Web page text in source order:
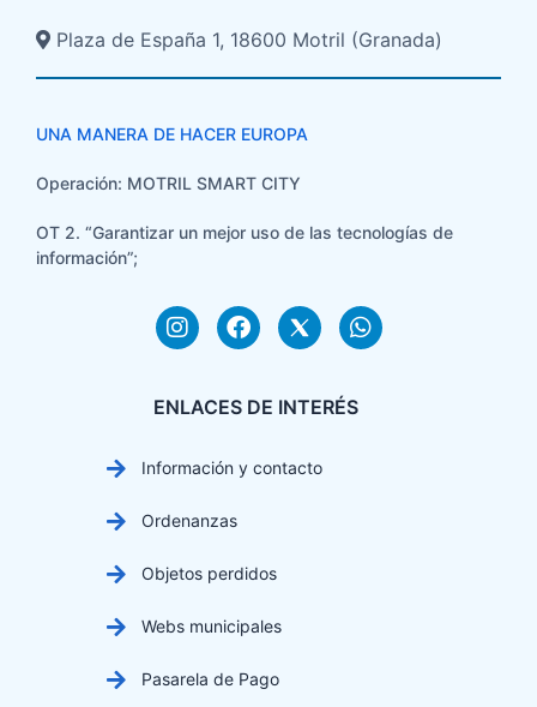
Plaza de España 1, 18600 Motril (Granada)​
UNA MANERA DE HACER EUROPA
Operación: MOTRIL SMART CITY
OT 2. “Garantizar un mejor uso de las tecnologías de
información”;
ENLACES DE INTERÉS
Información y contacto
Ordenanzas
Objetos perdidos
Webs municipales
Pasarela de Pago